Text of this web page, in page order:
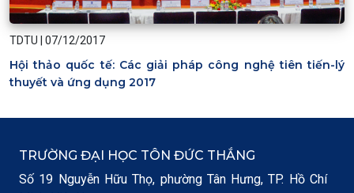
TDTU | 07/12/2017
Hội thảo quốc tế: Các giải pháp công nghệ tiên tiến-lý
thuyết và ứng dụng 2017
TRƯỜNG ĐẠI HỌC TÔN ĐỨC THẮNG
Số 19 Nguyễn Hữu Thọ, phường Tân Hưng, TP. Hồ Chí